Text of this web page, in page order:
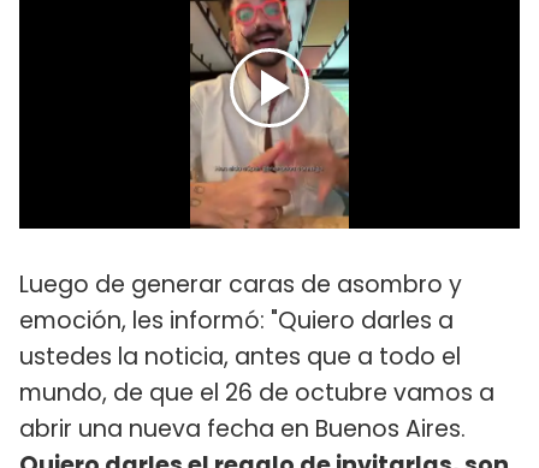
Luego de generar caras de asombro y
emoción, les informó: "Quiero darles a
ustedes la noticia, antes que a todo el
mundo, de que el 26 de octubre vamos a
abrir una nueva fecha en Buenos Aires.